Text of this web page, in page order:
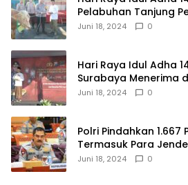
Pelabuhan Tanjung
Hewan Korban.
Juni 18, 2024 0
Hari Raya Idul Adha
Surabaya Menerima
Hewan Kurban
Juni 18, 2024 0
Polri Pindahkan 1.667
Termasuk Para
Juni 18, 2024 0